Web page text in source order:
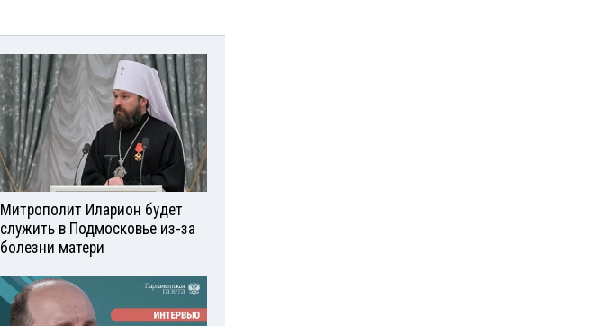
Митрополит Иларион будет
служить в Подмосковье из-за
болезни матери